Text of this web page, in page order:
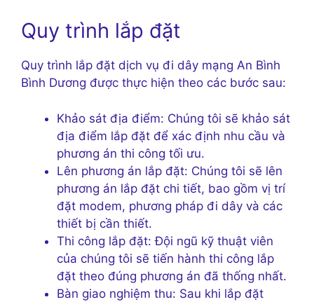
Quy trình lắp đặt
Quy trình lắp đặt dịch vụ đi dây mạng An Bình
Bình Dương được thực hiện theo các bước sau:
Khảo sát địa điểm: Chúng tôi sẽ khảo sát
địa điểm lắp đặt để xác định nhu cầu và
phương án thi công tối ưu.
Lên phương án lắp đặt: Chúng tôi sẽ lên
phương án lắp đặt chi tiết, bao gồm vị trí
đặt modem, phương pháp đi dây và các
thiết bị cần thiết.
Thi công lắp đặt: Đội ngũ kỹ thuật viên
của chúng tôi sẽ tiến hành thi công lắp
đặt theo đúng phương án đã thống nhất.
Bàn giao nghiệm thu: Sau khi lắp đặt